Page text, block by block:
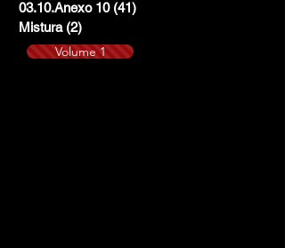
03.10.Anexo 10 (41)
Mistura (2)
Volume 1